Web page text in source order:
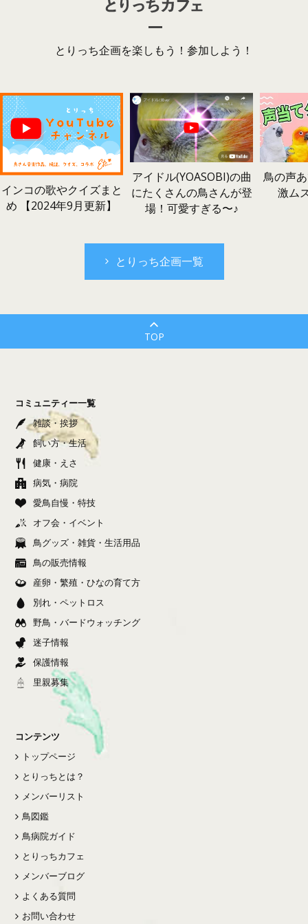
とりっち企画を楽しもう！参加しよう！
インコの歌やクイズまと
め 【2024年9月更新】
アイドル(YOASOBI)の曲
にたくさんの鳥さんが登
場！可愛すぎる〜♪
鳥の声
激ム
とりっち企画一覧
TOP
コミュニティー一覧
雑談・挨拶
飼い方・生活
健康・えさ
病気・病院
愛鳥自慢・特技
オフ会・イベント
鳥グッズ・雑貨・生活用品
鳥の販売情報
産卵・繁殖・ひなの育て方
別れ・ペットロス
野鳥・バードウォッチング
迷子情報
保護情報
里親募集
コンテンツ
トップページ
とりっちとは？
メンバーリスト
鳥図鑑
鳥病院ガイド
とりっちカフェ
メンバーブログ
よくある質問
お問い合わせ